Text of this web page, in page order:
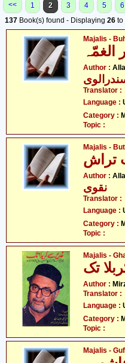
<< 1 2 3 4 5 6
137 Book(s) found - Displaying 26 to
Majalis -
Author :
Translator :
Language :
Category :
Topic :
Majalis -
تراش
Author :
نقوی
Translator :
Language :
Category :
Topic :
Majalis -
Author :
Translator :
Language :
Category :
Topic :
Majalis -